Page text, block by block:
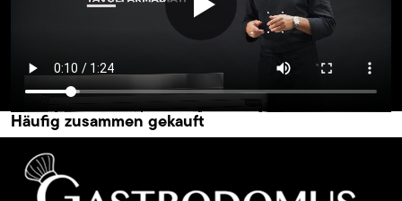
Häufig zusammen gekauft